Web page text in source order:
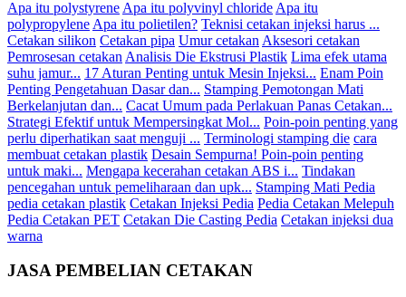
Apa itu polystyrene Apa itu polyvinyl chloride Apa itu
polypropylene Apa itu polietilen? Teknisi cetakan injeksi harus ...
Cetakan silikon Cetakan pipa Umur cetakan Aksesori cetakan
Pemrosesan cetakan Analisis Die Ekstrusi Plastik Lima efek utama
suhu jamur... 17 Aturan Penting untuk Mesin Injeksi... Enam Poin
Penting Pengetahuan Dasar dan... Stamping Pemotongan Mati
Berkelanjutan dan... Cacat Umum pada Perlakuan Panas Cetakan...
Strategi Efektif untuk Mempersingkat Mol... Poin-poin penting yang
perlu diperhatikan saat menguji ... Terminologi stamping die cara
membuat cetakan plastik Desain Sempurna! Poin-poin penting
untuk maki... Mengapa kecerahan cetakan ABS i... Tindakan
pencegahan untuk pemeliharaan dan upk... Stamping Mati Pedia
pedia cetakan plastik Cetakan Injeksi Pedia Pedia Cetakan Melepuh
Pedia Cetakan PET Cetakan Die Casting Pedia Cetakan injeksi dua
warna
JASA PEMBELIAN CETAKAN